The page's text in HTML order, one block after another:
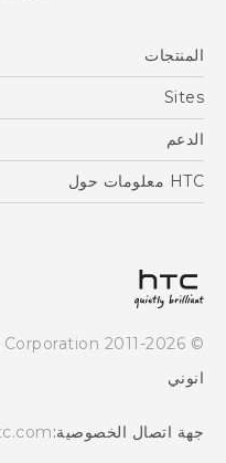
d'emploi
المنتجات
5G
EXODUS
Sites
HTC Dev
الدعم
الدعم
HTC معلومات حول
سياسة الخصوصية
Careers
Privacy Whitepaper
© 2011-2026 HTC Corporation
انوني
جهة اتصال الخصوصية: